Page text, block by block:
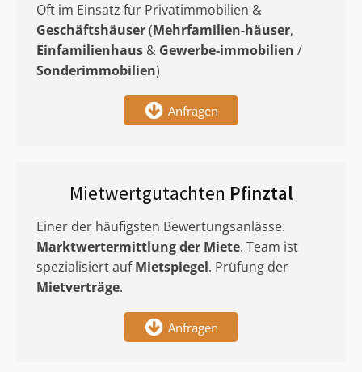
Oft im Einsatz für Privatimmobilien &
Geschäftshäuser(Mehrfamilien-häuser,
Einfamilienhaus & Gewerbe-immobilien /
Sonderimmobilien)
Anfragen
Mietwertgutachten Pfinztal
Einer der häufigsten Bewertungsanlässe.
Marktwertermittlungder Miete. Team ist
spezialisiert aufMietspiegel. Prüfung der
Mietverträge.
Anfragen